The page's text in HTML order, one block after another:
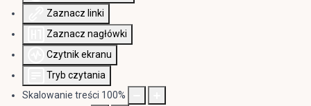
Zaznacz linki
Zaznacz nagłówki
Czytnik ekranu
Tryb czytania
Skalowanie treści 100%